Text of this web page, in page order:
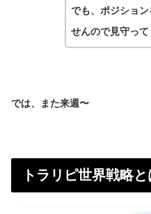
でも、ポジショ
せんので見守って
では、また来週〜
トラリピ世界戦略と